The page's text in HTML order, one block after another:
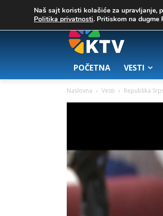
39.4 Zrenjanin 05.
POČETNA VESTI
Naslovna Vesti Republika
Naš sajt koristi kolačiće za upravljanje,
Politika privatnosti. Pritiskom na dugme